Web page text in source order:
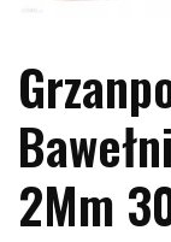
2Mm